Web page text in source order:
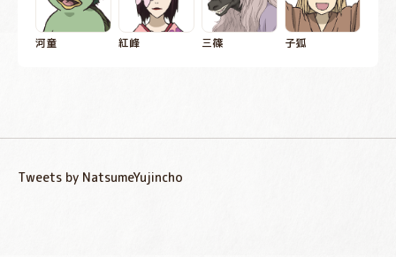
河童 紅峰 三篠 子狐
Tweets by NatsumeYujincho